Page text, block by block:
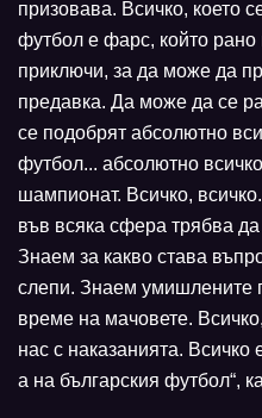
призовава. Всичко, което
футбол е фарс, който рано
приключи, за да може да
предавка. Да може да се
се подобрят абсолютно
футбол... абсолютно
шампионат. Всичко,
във всяка сфера трябва
Знаем за какво става
слепи. Знаем умишлените
време на мачовете.
нас с наказанията.
а на българския футбол“,